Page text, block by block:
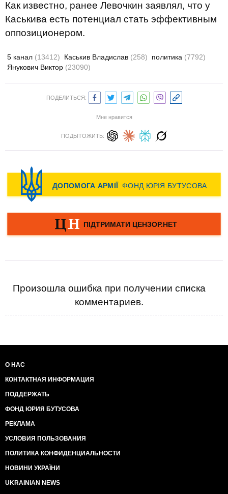
Как известно, ранее Левочкин заявлял, что у
Каськива есть потенциал стать эффективным
оппозиционером.
5 канал (13412) Каськив Владислав (258) политика (7792)
Янукович Виктор (23090)
ПОДЕЛИТЬСЯ:
Мне нравится
ПОДЫТОЖИТЬ:
Произошла ошибка при получении списка
комментариев.
О НАС
КОНТАКТНАЯ ИНФОРМАЦИЯ
ПОДДЕРЖАТЬ
ФОНД ЮРИЯ БУТУСОВА
РЕКЛАМА
УСЛОВИЯ ПОЛЬЗОВАНИЯ
ПОЛИТИКА КОНФИДЕНЦИАЛЬНОСТИ
НОВИНИ УКРАЇНИ
UKRAINIAN NEWS